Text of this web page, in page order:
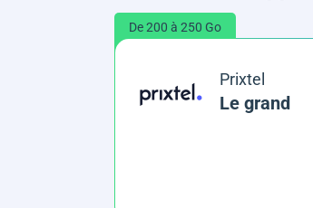
De 200 à 250 Go
Prixtel
Le grand